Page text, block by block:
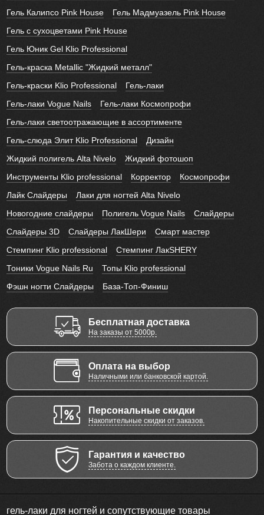
Гель Калипсо Pink House
Гель Мадмуазель Pink House
Гель с сухоцветами Pink House
Гель Юник Gel Klio Professional
Гель-краска Metallic "Жидкий металл"
Гель-краски Klio Professional
Гель-лаки
Гель-лаки Vogue Nails
Гель-лаки Космопрофи
Гель-лаки светоотражающие в ассортименте
Гель-слюда Элит Klio Professional
Дизайн
Жидкий полигель Alta Nivelo
Жидкий фотошоп
Инструменты Klio professional
Корректор
Космопрофи
Лайк Слайдеры
Лаки для ногтей Alta Nivelo
Новогодние слайдеры
Полигель Vogue Nails
Слайдеры
Слайдеры 3D
Слайдеры ЛакШери
Смарт мастер
Стемпинг Klio professional
Стемпинг ЛакSHERY
Тоники Vogue Nails Ru
Топы Klio professional
Фэшн ногти Слайдеры
База-Топ-Финиш
Бесплатная доставка
На заказы от 5000р.
Оплата на выбор
Наличными или банковской картой.
Персональные скидки
Накопительные скидки от заказов.
Гарантия и качество
Забота о каждом клиенте.
гель-лаки для ногтей и сопутствующие товары